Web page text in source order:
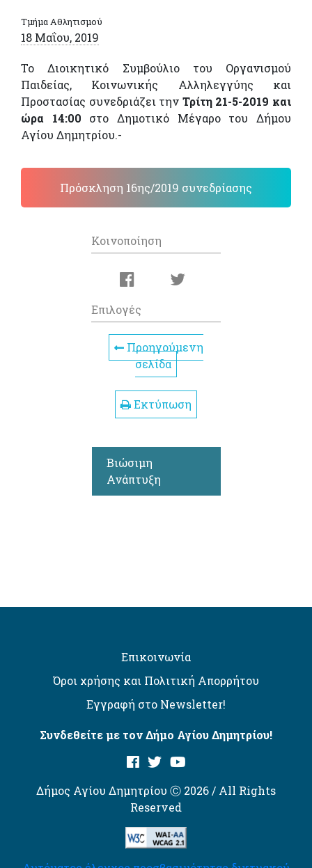
Τμήμα Αθλητισμού
18 Μαΐου, 2019
Το Διοικητικό Συμβούλιο του Οργανισμού
Παιδείας, Κοινωνικής Αλληλεγγύης και
Προστασίας συνεδριάζει την Τρίτη 21-5-2019 και
ώρα 14:00 στο Δημοτικό Μέγαρο του Δήμου
Αγίου Δημητρίου.-
Πρόσκληση 16ης/2019 συνεδρίασης
Κοινοποίηση
Επιλογές
Προηγούμενη
σελίδα
Εκτύπωση
Βιώσιμη
Ανάπτυξη
Επικοινωνία
Όροι χρήσης και Πολιτική Απορρήτου
Εγγραφή στο Newsletter!
Συνδεθείτε με τον Δήμο Αγίου Δημητρίου!
Δήμος Αγίου Δημητρίου Ⓒ 2026 / All Rights
Reserved